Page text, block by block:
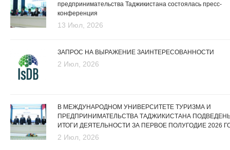
предпринимательства Таджикистана состоялась пресс-
конференция
13 Июл, 2026
ЗАПРОС НА ВЫРАЖЕНИЕ ЗАИНТЕРЕСОВАННОСТИ
2 Июл, 2026
В МЕЖДУНАРОДНОМ УНИВЕРСИТЕТЕ ТУРИЗМА И
ПРЕДПРИНИМАТЕЛЬСТВА ТАДЖИКИСТАНА
ИТОГИ ДЕЯТЕЛЬНОСТИ ЗА ПЕРВОЕ ПОЛУГОДИЕ 2026
2 Июл, 2026